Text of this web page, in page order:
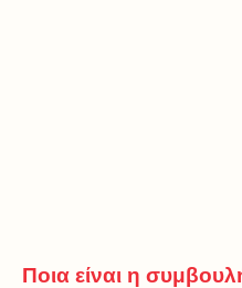
Ποια είναι η